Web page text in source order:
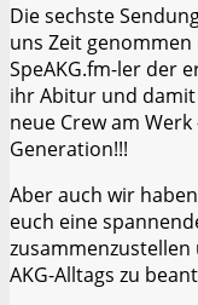
Die sechste
uns Zeit
SpeAKG.fm-ler der
ihr Abitur und damit
neue Crew am Werk
Generation!!!
Aber auch wir
euch eine
zusammenzustellen
AKG-Alltags zu